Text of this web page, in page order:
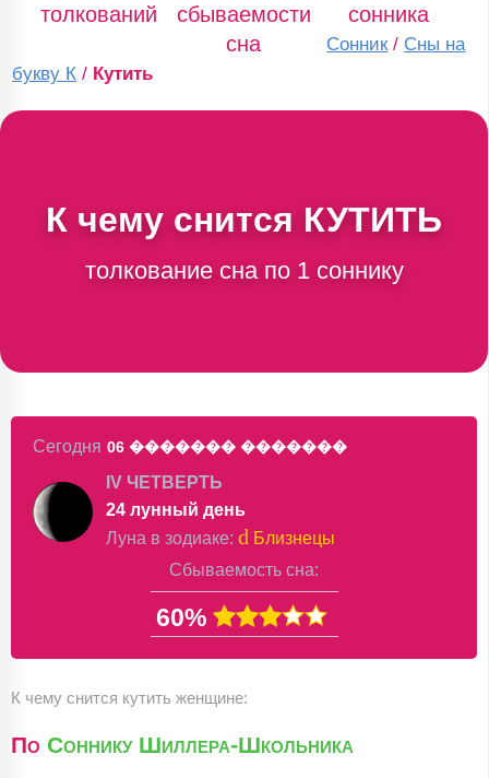
толкований
сбываемости
сна
сонника
Сонник / Сны на
букву К / Кутить
К чему снится КУТИТЬ
толкование сна по 1 соннику
Сегодня 06 ������� �������
IV ЧЕТВЕРТЬ
24 лунный день
Луна в зодиаке: d Близнецы
Сбываемость сна:
60%
К чему снится кутить женщине:
По Соннику Шиллера-Школьника